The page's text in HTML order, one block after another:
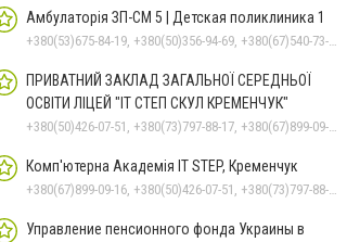
Амбулаторія ЗП-СМ 5 | Детская поликлиника 1
+380(53)675-84-19, +380(50)356-94-69, +380(67)540-73-87
ПРИВАТНИЙ ЗАКЛАД ЗАГАЛЬНОЇ СЕРЕДНЬОЇ
ОСВІТИ ЛІЦЕЙ "ІТ СТЕП СКУЛ КРЕМЕНЧУК"
+380(50)426-07-51, +380(73)797-88-17, +380(67)899-09-16
Комп'ютерна Академія IT STEP, Кременчук
+380(67)899-09-16, +380(50)426-07-51, +380(73)797-88-17
Управление пенсионного фонда Украины в